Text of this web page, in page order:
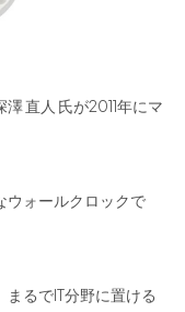
直人 氏が2011年にマ
ウォールクロックで
るでIT分野に置ける